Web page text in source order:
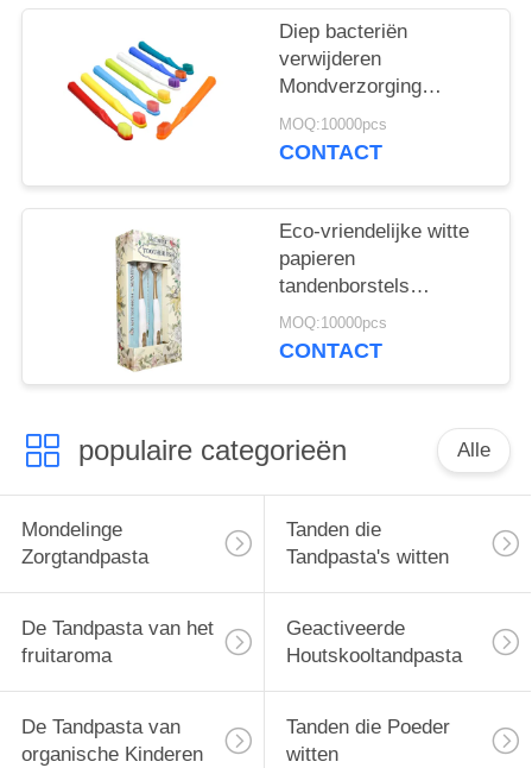
Diep bacteriën
verwijderen
Mondverzorging
Tandborstels 350g
Witte papieren doos 60
MOQ:10000pcs
CONTACT
Eco-vriendelijke witte
papieren
tandenborstels
verwijderen bacteriën
voor diepe
MOQ:10000pcs
CONTACT
populaire categorieën Alle
Mondelinge
Zorgtandpasta
Tanden die
Tandpasta's witten
De Tandpasta van het
fruitaroma
Geactiveerde
Houtskooltandpasta
De Tandpasta van
organische Kinderen
Tanden die Poeder
witten